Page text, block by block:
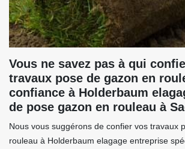
Vous ne savez pas à qui
travaux pose de gazon en
confiance à Holderbaum
de pose gazon en rouleau à
Nous vous suggérons de confier vos travaux
rouleau à Holderbaum elagage entreprise